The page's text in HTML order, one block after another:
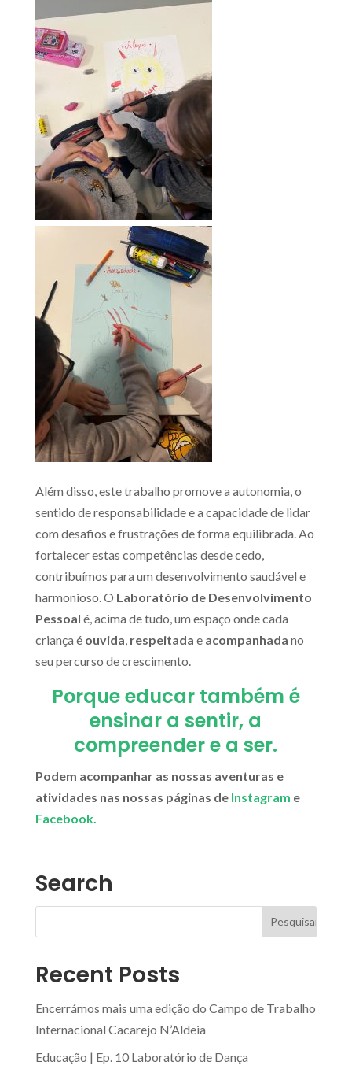
Além disso, este trabalho promove a autonomia, o
sentido de responsabilidade e a capacidade de lidar
com desafios e frustrações de forma equilibrada. Ao
fortalecer estas competências desde cedo,
contribuímos para um desenvolvimento saudável e
harmonioso. O Laboratório de Desenvolvimento
Pessoal é, acima de tudo, um espaço onde cada
criança é ouvida, respeitada e acompanhada no
seu percurso de crescimento.
Porque educar também é
ensinar a sentir, a
compreender e a ser.
Podem acompanhar as nossas aventuras e
atividades nas nossas páginas de Instagram e
Facebook.
Search
Recent Posts
Encerrámos mais uma edição do Campo de Trabalho
Internacional Cacarejo N’Aldeia
Educação | Ep. 10 Laboratório de Dança